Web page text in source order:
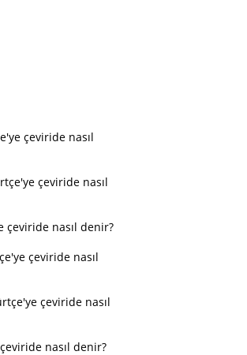
çeviride nasıl
çeviride nasıl
çeviride nasıl denir?
çeviride nasıl
çeviride nasıl
nasıl denir?